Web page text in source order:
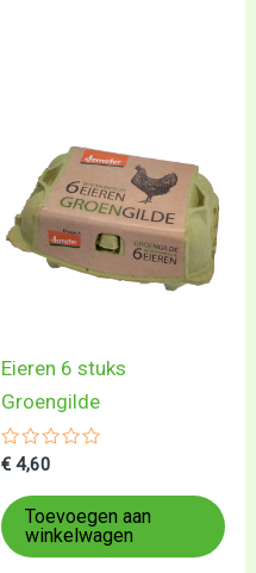
Eieren 6 stuks
Groengilde
Gewaardeerd
uit
5
€ 4,60
Toevoegen aan
winkelwagen